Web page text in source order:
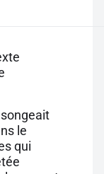
le
qui